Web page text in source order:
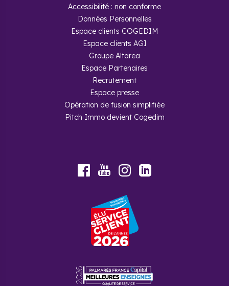
Accessibilité : non conforme
Données Personnelles
Espace clients COGEDIM
Espace clients AGI
Groupe Altarea
Espace Partenaires
Recrutement
Espace presse
Opération de fusion simplifiée
Pitch Immo devient Cogedim
FacebookYoutubeInstagram